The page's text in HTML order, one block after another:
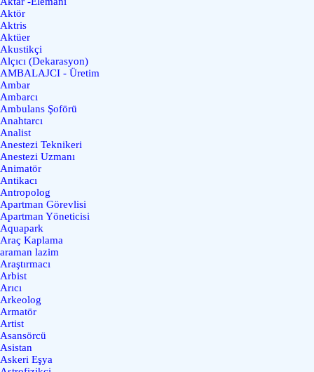
Aktör
Aktris
Aktüer
Akustikçi
Alçıcı (Dekarasyon)
AMBALAJCI - Üretim
Ambar
Ambarcı
Ambulans Şoförü
Anahtarcı
Analist
Anestezi Teknikeri
Anestezi Uzmanı
Animatör
Antikacı
Antropolog
Apartman Görevlisi
Apartman Yöneticisi
Aquapark
Araç Kaplama
araman lazim
Araştırmacı
Arbist
Arıcı
Arkeolog
Armatör
Artist
Asansörcü
Asistan
Askeri Eşya